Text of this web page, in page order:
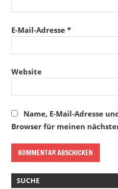
E-Mail-Adresse *
Website
Name, E-Mail-Adresse
Browser für meinen
SUCHE